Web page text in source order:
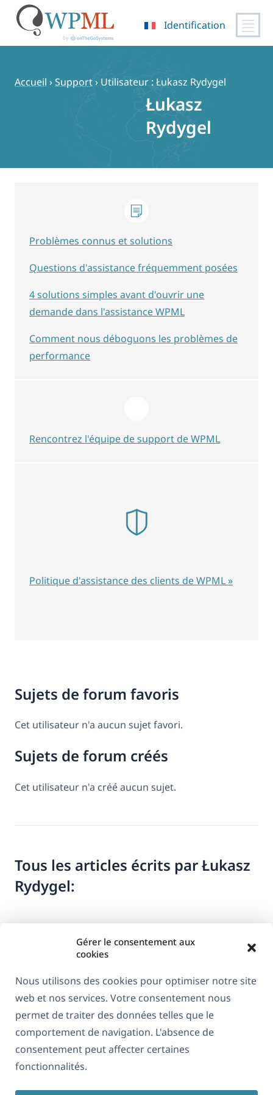
Gérer le consentement aux
cookies
Nous utilisons des cookies pour optimiser notre site
web et nos services. Votre consentement nous
permet de traiter des données telles que le
comportement de navigation. L'absence de
consentement peut affecter certaines
fonctionnalités.
contenu
Identification
Accueil ›Support› Utilisateur : Łukasz Rydygel
Łukasz
Rydygel
Sujets de forum favoris
Cet utilisateur n'a aucun sujet favori.
Sujets de forum créés
Cet utilisateur n'a créé aucun sujet.
Tous les articles écrits par Łukasz
Rydygel:
Problèmes connus et solutions
Questions d'assistance fréquemment posées
4 solutions simples avant d'ouvrir une
demande dans l'assistance WPML
Comment nous déboguons les problèmes de
performance
Rencontrez l'équipe de support de WPML
Politique d'assistance des clients de WPML »
RGPD & Politique de confidentialité
Rejoignez notre équipe
dans dans dans